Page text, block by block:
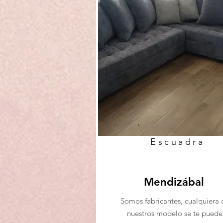
Escuadra
Mendizábal
Somos fabricantes, cualquiera
nuestros modelo se te puede